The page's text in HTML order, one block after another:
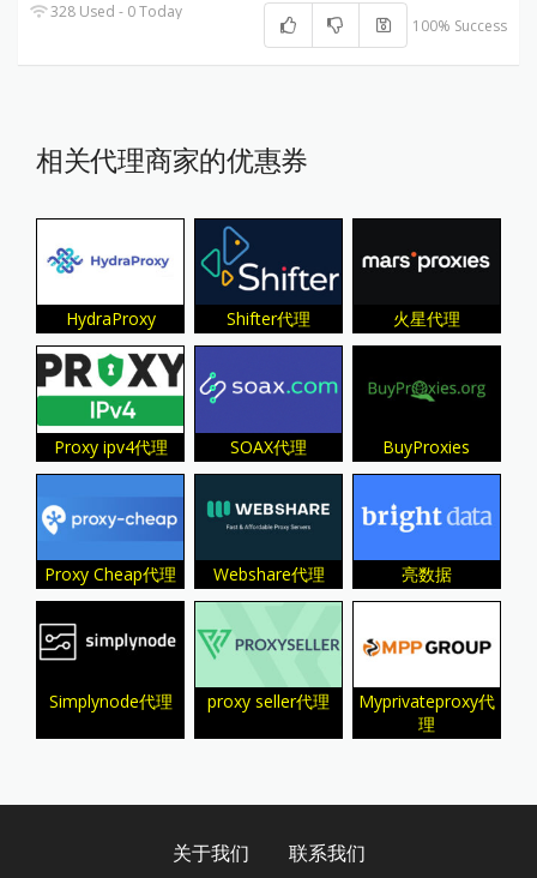
328 Used - 0 Today
100% Success
相关代理商家的优惠券
HydraProxy Shifter代理 火星代理
Proxy ipv4代理 SOAX代理 BuyProxies
Proxy Cheap代理 Webshare代理 亮数据
Simplynode代理 proxy seller代理
Myprivateproxy代
理
关于我们 联系我们